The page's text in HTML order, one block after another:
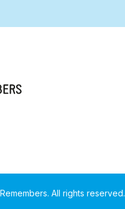
All rights reserved.